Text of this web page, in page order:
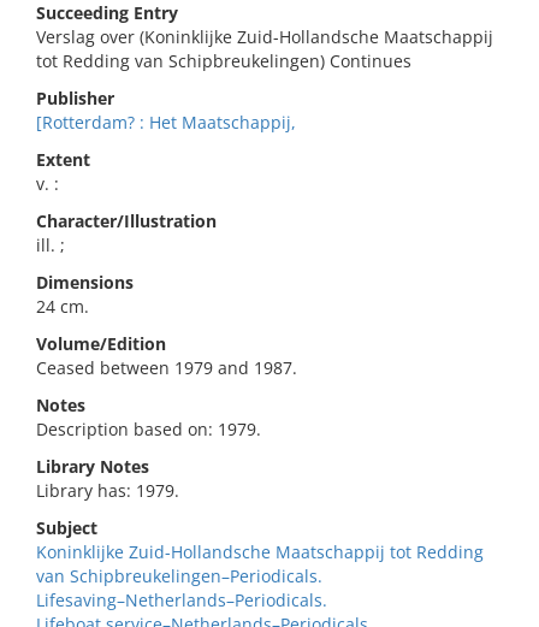
Succeeding Entry
Verslag over (Koninklijke Zuid-Hollandsche Maatschappij
tot Redding van Schipbreukelingen) Continues
Publisher
[Rotterdam? : Het Maatschappij,
Extent
v. :
Character/Illustration
ill. ;
Dimensions
24 cm.
Volume/Edition
Ceased between 1979 and 1987.
Notes
Description based on: 1979.
Library Notes
Library has: 1979.
Subject
Koninklijke Zuid-Hollandsche Maatschappij tot Redding
van Schipbreukelingen–Periodicals.
Lifesaving–Netherlands–Periodicals.